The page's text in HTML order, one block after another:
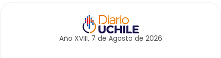
Año XVIII, 7 de Agosto de 2026